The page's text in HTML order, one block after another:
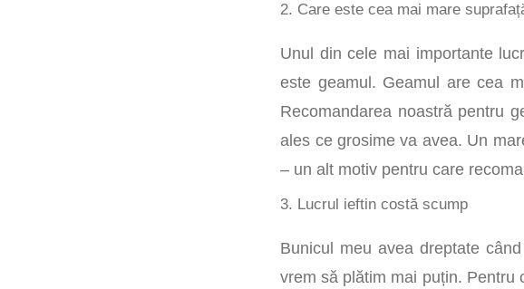
2. Care este cea mai mare
Unul din cele mai importante
este geamul. Geamul are cea
Recomandarea noastră pentru
ales ce grosime va avea. Un
– un alt motiv pentru care
3. Lucrul ieftin costă scump
Bunicul meu avea dreptate
vrem să plătim mai puțin. Pentru